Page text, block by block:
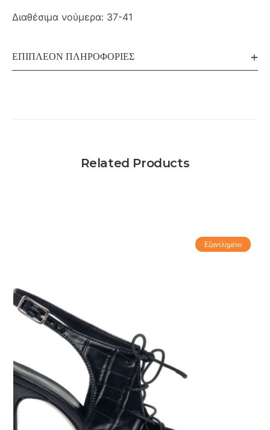
Διαθέσιμα νούμερα: 37-41
ΕΠΙΠΛΈΟΝ ΠΛΗΡΟΦΟΡΊΕΣ
Related Products
-71%
Εξαντλημένο